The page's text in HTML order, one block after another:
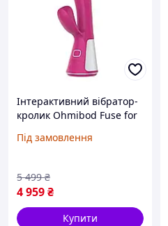
Інтерактивний вібратор-
кролик Ohmibod Fuse for
Під замовлення
4 959₴
5 499 ₴
Купити